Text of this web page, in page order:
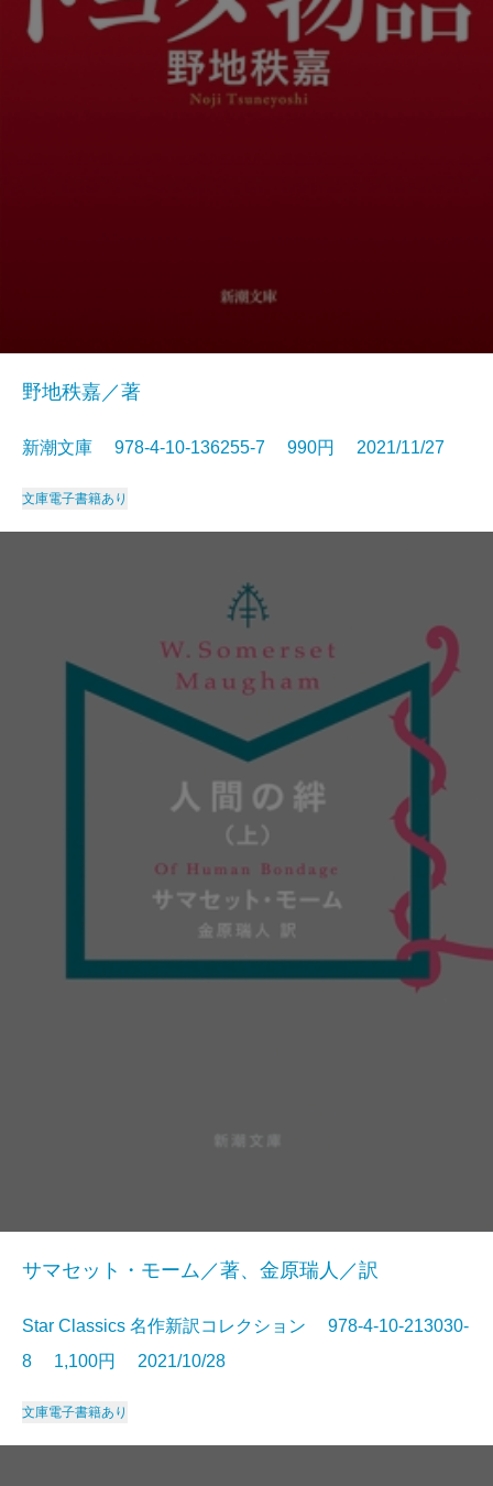
野地秩嘉／著
新潮文庫 978-4-10-136255-7 990円 2021/11/27
文庫電子書籍あり
サマセット・モーム／著、金原瑞人／訳
Star Classics 名作新訳コレクション 978-4-10-213030-
8 1,100円 2021/10/28
文庫電子書籍あり